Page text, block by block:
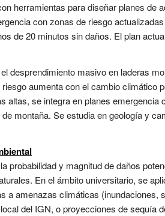
herramientas para diseñar planes de
con zonas de riesgo
de 20 minutos sin daños. El plan
desprendimiento masivo en laderas
aumenta con el cambio
altas, se integra en planes
montaña. Se estudia en geología y
probabilidad y magnitud de daños
En el ámbito universitario, se
a amenazas climáticas
del IGN, o proyecciones de